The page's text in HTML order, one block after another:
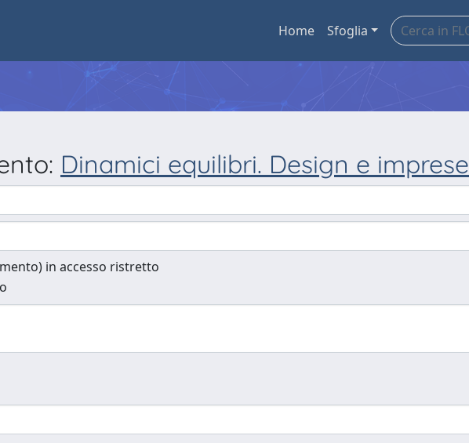
Home Sfoglia
Dinamici equilibri. Design e imprese
in accesso ristretto